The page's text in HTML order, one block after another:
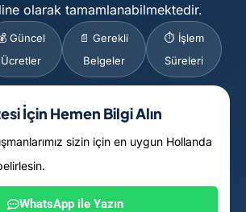
olarak tamamlanabilmektedir.
Güncel
Ücretler
📄 Gerekli
Belgeler
⏱️ İşlem
Süreleri
İçin Hemen Bilgi Alın
sizin için en uygun Hollanda
WhatsApp ile Yazın